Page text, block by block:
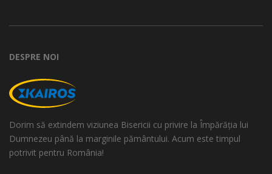
DESPRE NOI
Dorim să extindem viziunea Bisericii cu privire la Împărăția lui
Dumnezeu până la marginile pământului. Acum este timpul
potrivit pentru România!